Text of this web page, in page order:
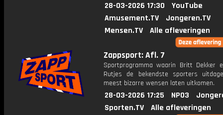
28-03-2026 17:30
YouTube
Amusement.TV
Jongeren.TV
Mensen.TV
Alle afleveringen
Zappsport: Afl. 7
Sportprogramma waarin Britt Dekker
Rutjes de bekendste sporters
meest bizarre wensen laten uitkomen.
28-03-2026 17:25 NPO3
Sporten.TV
Alle afleveringen